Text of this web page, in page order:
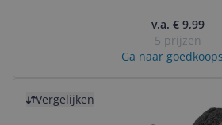
v.a. € 9,99
5 prijzen
Ga naar
Vergelijken